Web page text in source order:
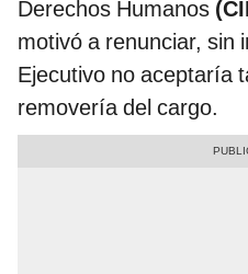
Derechos Humanos
motivó a renunciar, sin
Ejecutivo no aceptaría
removería del cargo.